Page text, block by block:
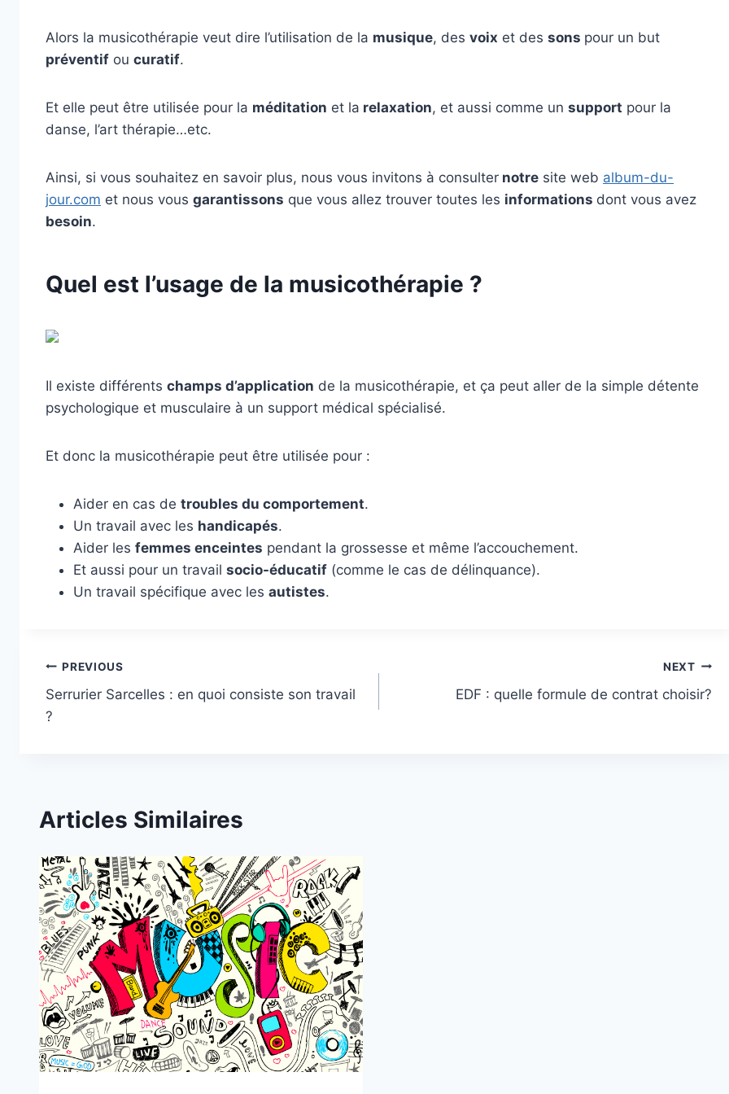
Alors la musicothérapie veut dire l’utilisation de la musique, des voix et des sons pour un but
préventif ou curatif.
Et elle peut être utilisée pour la méditation et la relaxation, et aussi comme un support pour la
danse, l’art thérapie…etc.
Ainsi, si vous souhaitez en savoir plus, nous vous invitons à consulter notre site web album-du-
jour.com et nous vous garantissons que vous allez trouver toutes les informations dont vous avez
besoin.
Quel est l’usage de la musicothérapie ?
Il existe différents champs d’application de la musicothérapie, et ça peut aller de la simple détente
psychologique et musculaire à un support médical spécialisé.
Et donc la musicothérapie peut être utilisée pour :
Aider en cas de troubles du comportement.
Un travail avec les handicapés.
Aider les femmes enceintes pendant la grossesse et même l’accouchement.
Et aussi pour un travail socio-éducatif (comme le cas de délinquance).
Un travail spécifique avec les autistes.
Post
navigation
PREVIOUS
Serrurier Sarcelles : en quoi consiste son travail
?
NEXT
EDF : quelle formule de contrat choisir?
Articles Similaires